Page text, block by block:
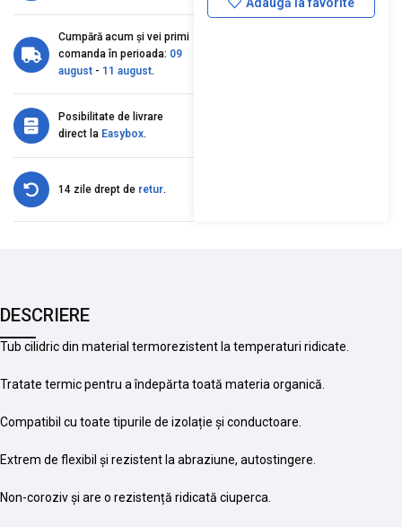
Cumpără acum și vei primi
comanda în perioada: 09
august - 11 august.
Posibilitate de livrare
direct la Easybox.
14 zile drept de retur.
DESCRIERE
Tub cilidric din material termorezistent la temperaturi ridicate.
Tratate termic pentru a îndepărta toată materia organică.
Compatibil cu toate tipurile de izolație și conductoare.
Extrem de flexibil și rezistent la abraziune, autostingere.
Non-coroziv și are o rezistență ridicată ciuperca.